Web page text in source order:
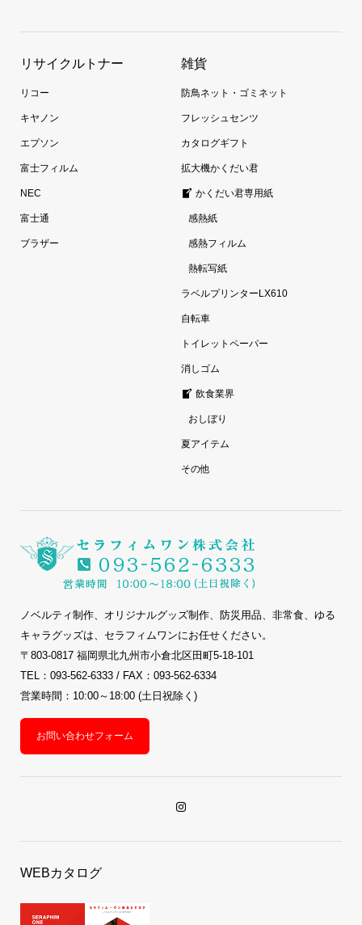
リサイクルトナー
リコー
キヤノン
エプソン
富士フィルム
NEC
富士通
ブラザー
雑貨
防鳥ネット・ゴミネット
フレッシュセンツ
カタログギフト
拡大機かくだい君
かくだい君専用紙
感熱紙
感熱フィルム
熱転写紙
ラベルプリンターLX610
自転車
トイレットペーパー
消しゴム
飲食業界
おしぼり
夏アイテム
その他
ノベルティ制作、オリジナルグッズ制作、防災用品、非常食、ゆる
キャラグッズは、セラフィムワンにお任せください。
〒803-0817 福岡県北九州市小倉北区田町5-18-101
TEL：093-562-6333 / FAX：093-562-6334
営業時間：10:00～18:00 (土日祝除く)
お問い合わせフォーム
WEBカタログ